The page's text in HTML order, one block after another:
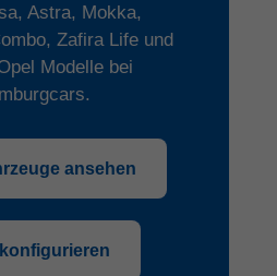
Astra, Mokka,
Zafira Life und
Modelle bei
ansehen